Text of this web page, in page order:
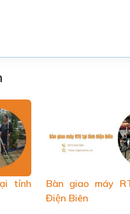
tỉnh
Bàn giao máy
Điện Biên